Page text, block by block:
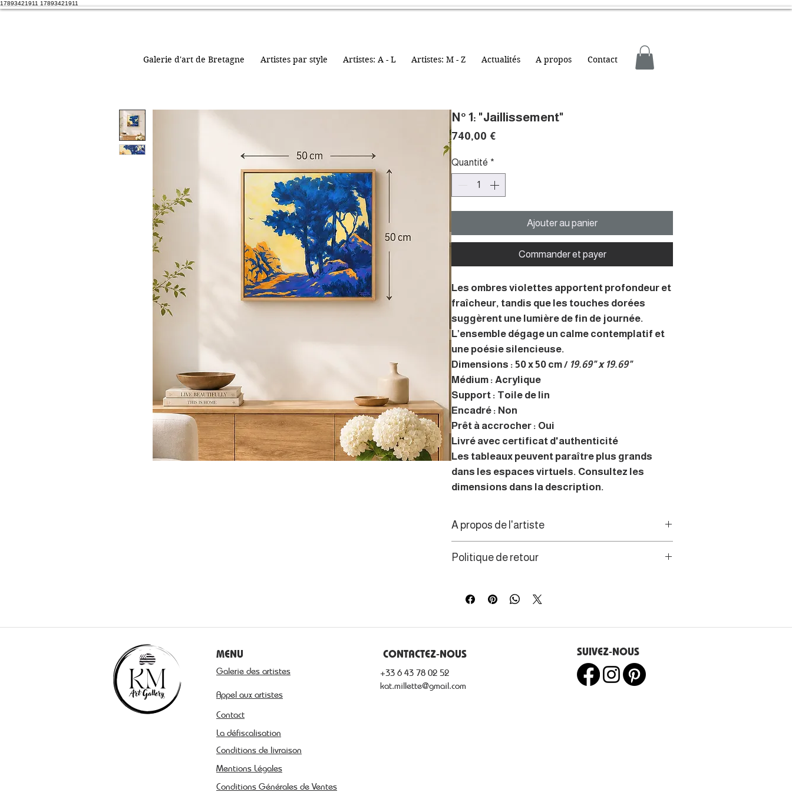
17893421911 17893421911
Galerie d'art de Bretagne Artistes par style Artistes: A - L Artistes: M - Z Actualités A propos Contact
N° 1: "Jaillissement"
740,00 €
Quantité *
Ajouter au panier
Commander et payer
Les ombres violettes apportent profondeur et
fraîcheur, tandis que les touches dorées
suggèrent une lumière de fin de journée.
L’ensemble dégage un calme contemplatif et
une poésie silencieuse.
Dimensions : 50 x 50 cm / 19.69" x 19.69"
Médium : Acrylique
Support : Toile de lin
Encadré : Non
Prêt à accrocher : Oui
Livré avec certificat d'authenticité
Les tableaux peuvent paraître plus grands
dans les espaces virtuels. Consultez les
dimensions dans la description.
A propos de l'artiste
découvrir des paysages intérieurs et universels.
Politique de retour
de rétractation de 14 jours.
MENU
Galerie des artistes
Appel aux artistes
Contact
Conditions de livraison
Mentions Légales
Conditions Générales de Ventes
La défiscalisation
CONTACTEZ-NOUS
+33 6 43 78 02 52
kat.millette@gmail.com
SUIVEZ-NOUS